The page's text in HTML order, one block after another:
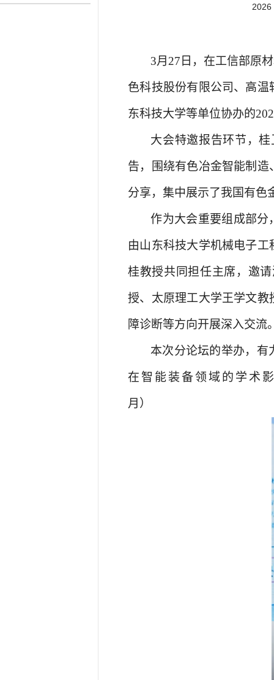
2026
3月 27 日，在工信部原
色科技股份有限公司、高
东科技大学等单位协办的
大会特邀报告环节，
告，围绕有色冶金智能制
分享，集中展示了我国有色
作为大会重要组成部分
由山东科技大学机械电子
桂教授共同担任主席，邀
授、太原理工大学王学文
障诊断等方向开展深入交流
本次分论坛的举办，有
在智能装备领域的学术
月）